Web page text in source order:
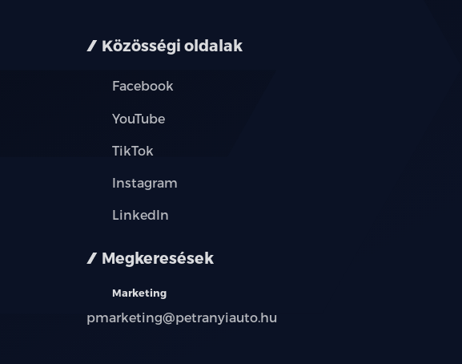
Közösségi oldalak
Facebook
YouTube
TikTok
Instagram
LinkedIn
Megkeresések
Marketing
pmarketing@petranyiauto.hu